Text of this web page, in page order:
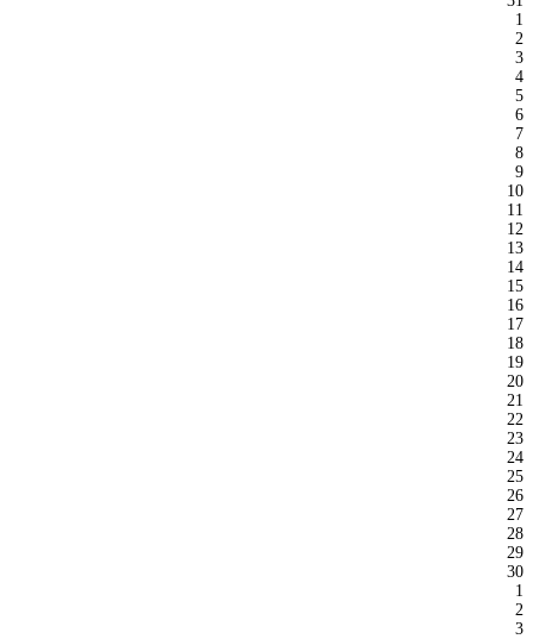
1
2
3
4
5
6
7
8
9
10
11
12
13
14
15
16
17
18
19
20
21
22
23
24
25
26
27
28
29
30
1
2
3